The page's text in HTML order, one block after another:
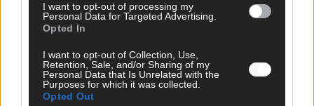
I want to opt-out of processing my
Personal Data for Targeted Advertising.
Opted In
I want to opt-out of Collection, Use,
Retention, Sale, and/or Sharing of my
Personal Data that Is Unrelated with the
Purposes for which it was collected.
Opted Out